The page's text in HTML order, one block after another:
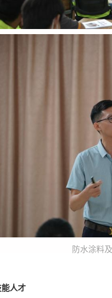
防水涂料
人才